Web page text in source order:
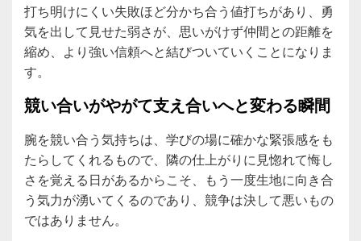
打ち明けにくい失敗ほど分かち合う値打ちがあり、勇
気を出して見せた弱さが、思いがけず仲間との距離を
縮め、より強い信頼へと結びついていくことになりま
す。
競い合いがやがて支え合いへと変わる瞬間
腕を競い合う気持ちは、学びの場に確かな緊張感をも
たらしてくれるもので、隣の仕上がりに見惚れて悔し
さを覚える日があるからこそ、もう一度生地に向き合
う気力が湧いてくるのであり、競争は決して悪いもの
ではありません。